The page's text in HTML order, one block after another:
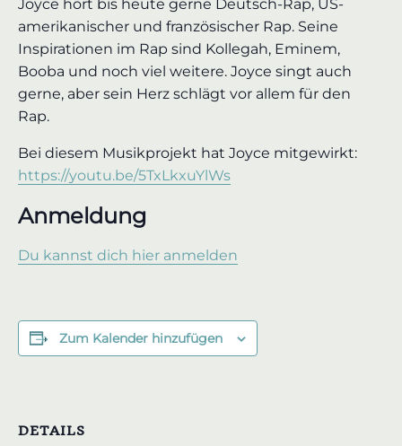
Joyce hört bis heute gerne Deutsch-Rap, US-
amerikanischer und französischer Rap. Seine
Inspirationen im Rap sind Kollegah, Eminem,
Booba und noch viel weitere. Joyce singt auch
gerne, aber sein Herz schlägt vor allem für den
Rap.
Bei diesem Musikprojekt hat Joyce mitgewirkt:
https://youtu.be/5TxLkxuYlWs
Anmeldung
Du kannst dich hier anmelden
Zum Kalender hinzufügen
DETAILS